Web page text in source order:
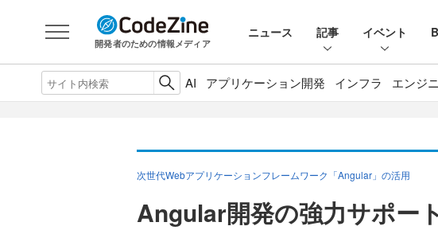
開発者のための情報メディア
ニュース 記事 イベント
AI アプリケーション開発 インフラ エンジ
次世代Webアプリケーションフレームワーク「Angular」の活用
Angular開発の強力サポー